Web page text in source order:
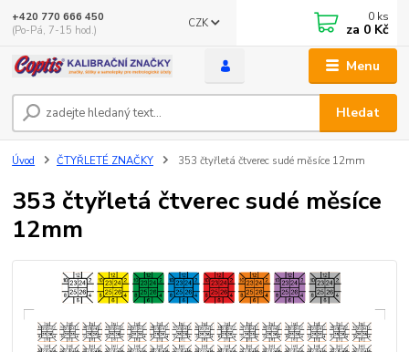
Menu
CZK
Hledat
+420 770 666 450
(Po-Pá, 7-15 hod.)
0 ks
za 0 Kč
Úvod ČTYŘLETÉ ZNAČKY 353 čtyřletá čtverec sudé měsíce 12mm
353 čtyřletá čtverec sudé měsíce
12mm